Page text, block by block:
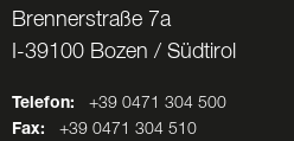
Brennerstraße 7a
I-39100 Bozen / Südtirol
Telefon: +39 0471 304 500
Fax: +39 0471 304 510